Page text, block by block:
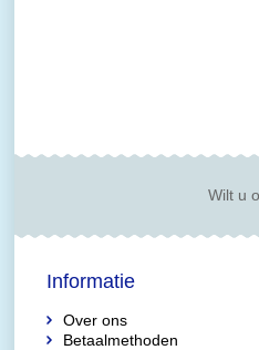
Wilt u
Informatie
Over ons
Betaalmethoden